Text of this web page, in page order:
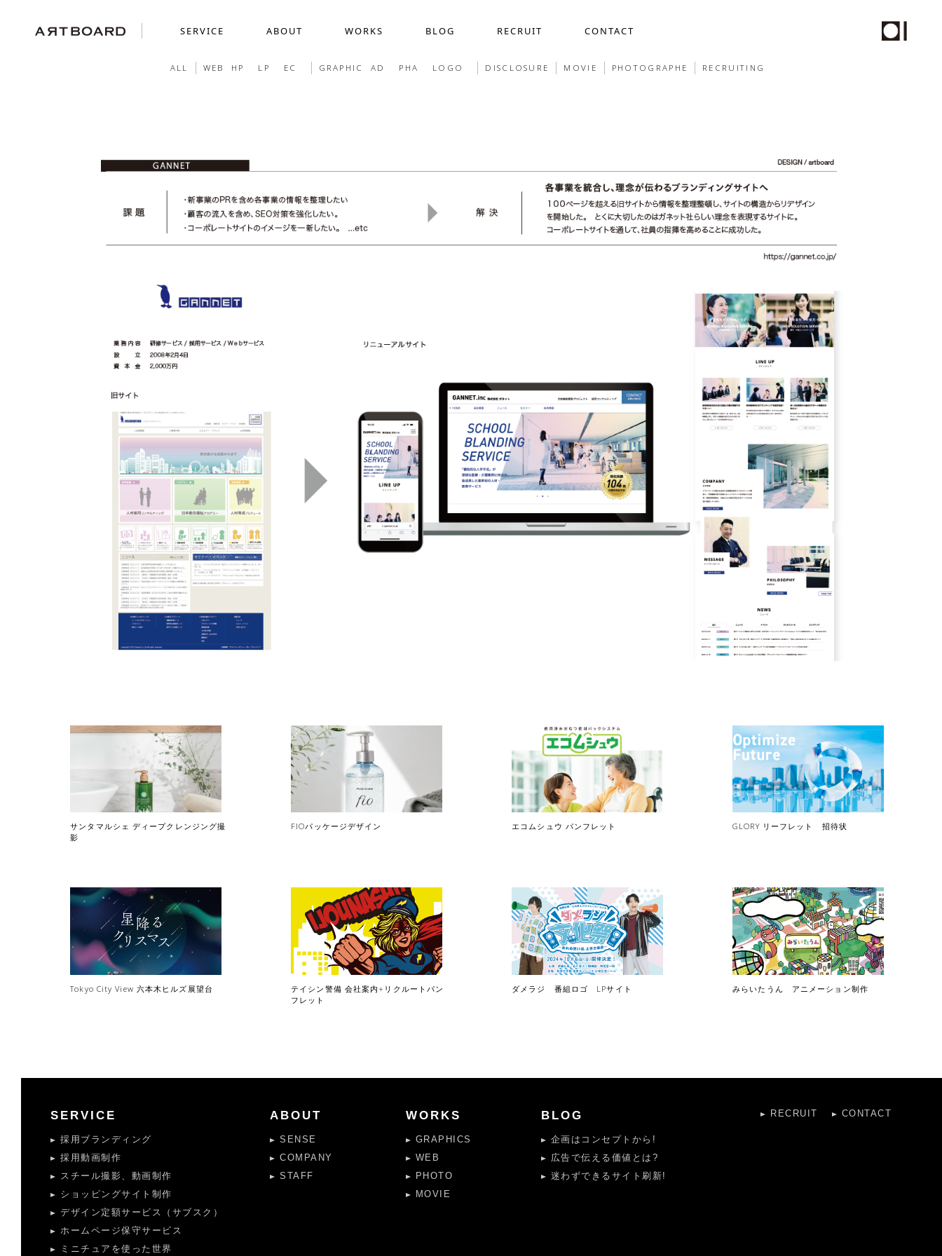
SERVICE
ショッピングサイト制作 デザイン定額サービス(サブスク) ホームページ保守サービス
ABOUT WORKS
MOVIE
BLOG RECRUIT CONTACT
ALL WEB HP LP EC GRAPHIC AD PHA LOGO DISCLOSURE MOVIE PHOTOGRAPHE RECRUITING
サンタマルシェ ディープクレンジング撮
影
FIOパッケージデザイン エコムシュウ パンフレット GLORY リーフレット 招待状
Tokyo City View 六本木ヒルズ展望台
テイシン警備 会社案内+リクルートパン
フレット
ダメラジ 番組ロゴ LPサイト みらいたうん アニメーション制作
SERVICE
採用ブランディング
採用動画制作
スチール撮影、動画制作
ショッピングサイト制作
デザイン定額サービス（サブスク）
ホームページ保守サービス
ミニチュアを使った世界
ABOUT
SENSE
COMPANY
STAFF
WORKS
GRAPHICS
WEB
PHOTO
MOVIE
BLOG
企画はコンセプトから!
広告で伝える価値とは?
迷わずできるサイト刷新!
RECRUIT CONTACT